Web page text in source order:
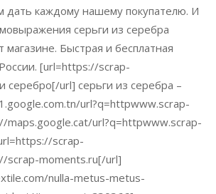
дать каждому нашему покупателю. И
серьги из серебра
магазине. Быстрая и бесплатная
[url=https://scrap-
серебро[/url] серьги из серебра –
url?q=httpwww.scrap-
maps.google.cat/url?q=httpwww.scrap-
scrap-
scrap-moments.ru[/url]
nulla-metus-metus-